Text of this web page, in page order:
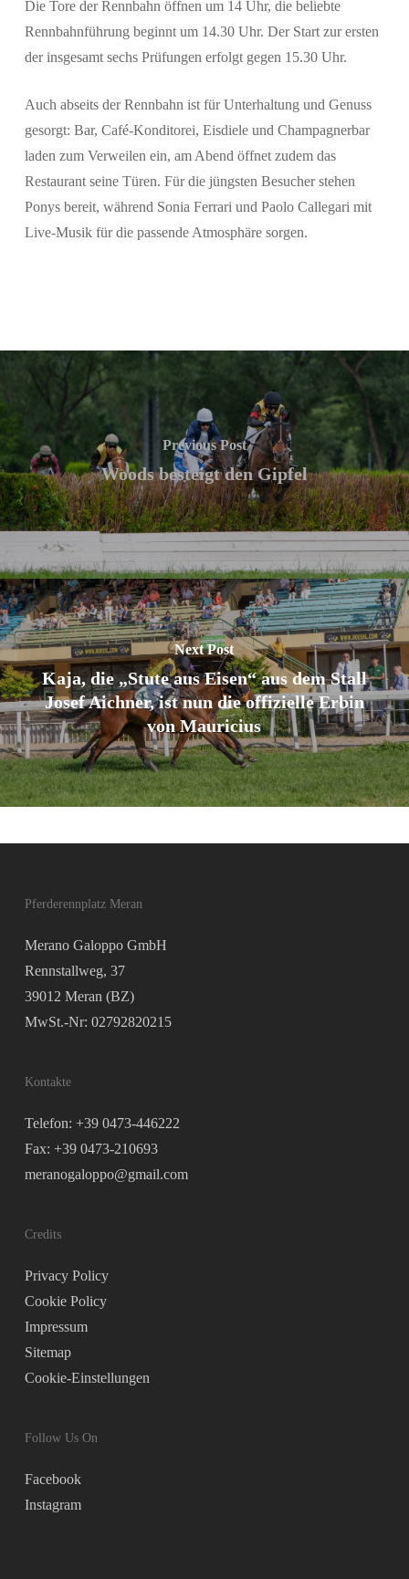
Die Tore der Rennbahn öffnen um 14 Uhr, die beliebte
Rennbahnführung beginnt um 14.30 Uhr. Der Start zur ersten
der insgesamt sechs Prüfungen erfolgt gegen 15.30 Uhr.
Auch abseits der Rennbahn ist für Unterhaltung und Genuss
gesorgt: Bar, Café-Konditorei, Eisdiele und Champagnerbar
laden zum Verweilen ein, am Abend öffnet zudem das
Restaurant seine Türen. Für die jüngsten Besucher stehen
Ponys bereit, während Sonia Ferrari und Paolo Callegari mit
Live-Musik für die passende Atmosphäre sorgen.
Previous Post
Woods besteigt den Gipfel
Next Post
Kaja, die „Stute aus Eisen“ aus dem Stall
Josef Aichner, ist nun die offizielle Erbin
von Mauricius
Pferderennplatz Meran
Merano Galoppo GmbH
Rennstallweg, 37
39012 Meran (BZ)
MwSt.-Nr: 02792820215
Kontakte
Telefon: +39 0473-446222
Fax: +39 0473-210693
meranogaloppo@gmail.com
Credits
Privacy Policy
Cookie Policy
Impressum
Sitemap
Cookie-Einstellungen
Follow Us On
Facebook
Instagram